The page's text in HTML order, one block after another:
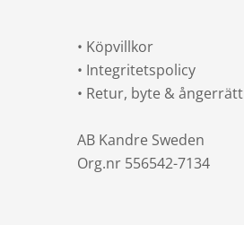
• Köpvillkor
• Integritetspolicy
• Retur, byte & ångerrätt
AB Kandre Sweden
Org.nr 556542-7134